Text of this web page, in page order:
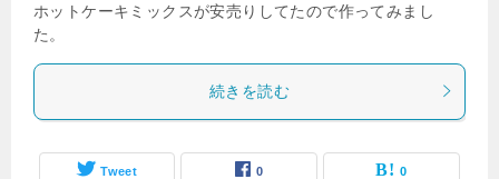
ホットケーキミックスが安売りしてたので作ってみまし
た。
続きを読む
Tweet 0 0